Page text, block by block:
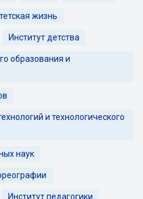
жизнь
Институт детства
образования и
и технологического
наук
Институт педагогики